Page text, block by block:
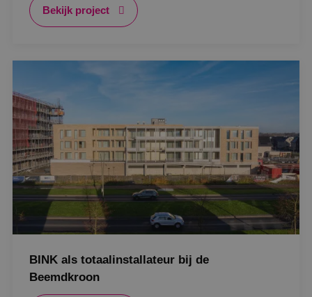
Bekijk project
BINK als totaalinstallateur bij de
Beemdkroon